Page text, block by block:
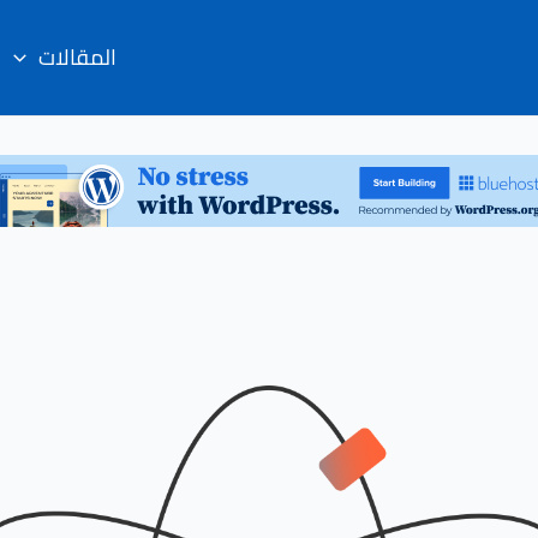
المقالات